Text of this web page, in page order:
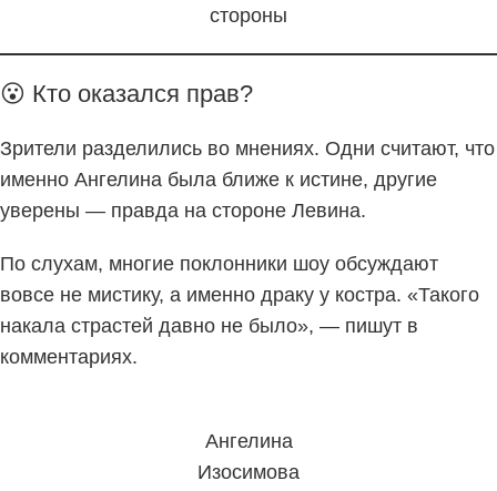
стороны
😮 Кто оказался прав?
Зрители разделились во мнениях. Одни считают, что
именно Ангелина была ближе к истине, другие
уверены — правда на стороне Левина.
По слухам, многие поклонники шоу обсуждают
вовсе не мистику, а именно драку у костра. «Такого
накала страстей давно не было», — пишут в
комментариях.
Ангелина
Изосимова